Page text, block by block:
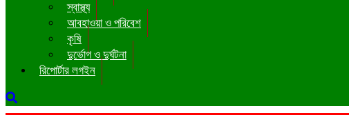
স্বাস্থ্য
আবহাওয়া ও পরিবেশ
কৃষি
দুর্ভোগ ও দুর্ঘটনা
রিপোর্টার লগইন